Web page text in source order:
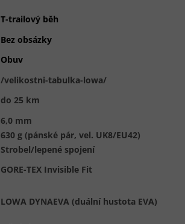
T-trailový běh
Bez obsázky
Obuv
/velikostni-tabulka-lowa/
do 25 km
6,0 mm
630 g (pánské pár, vel. UK8/EU42)
Strobel/lepené spojení
GORE-TEX Invisible Fit
LOWA DYNAEVA (duální hustota EVA)